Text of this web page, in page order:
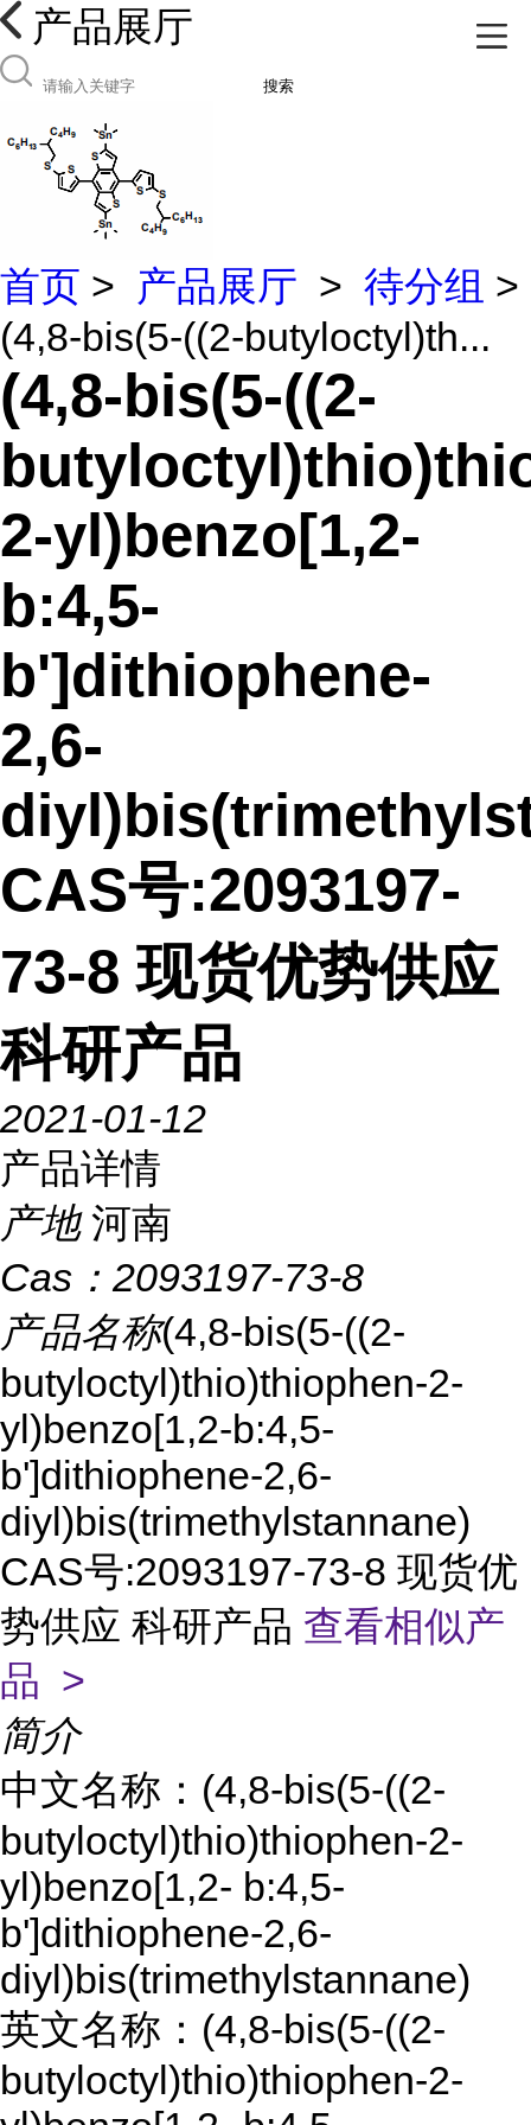
产品展厅
搜索
首页 > 产品展厅 > 待分组 >
(4,8-bis(5-((2-butyloctyl)th...
(4,8-bis(5-((2-
2-yl)benzo[1,2-
b:4,5-
b']dithiophene-
2,6-
CAS号:2093197-
73-8 现货优势供应
科研产品
2021-01-12
产品详情
产地 河南
Cas： 2093197-73-8
产品名称(4,8-bis(5-((2-
butyloctyl)thio)thiophen-2-
yl)benzo[1,2-b:4,5-
b']dithiophene-2,6-
diyl)bis(trimethylstannane)
CAS号:2093197-73-8 现货优
势供应 科研产品 查看相似产
品 >
简介
中文名称：(4,8-bis(5-((2-
butyloctyl)thio)thiophen-2-
yl)benzo[1,2- b:4,5-
b']dithiophene-2,6-
diyl)bis(trimethylstannane)
英文名称：(4,8-bis(5-((2-
butyloctyl)thio)thiophen-2-